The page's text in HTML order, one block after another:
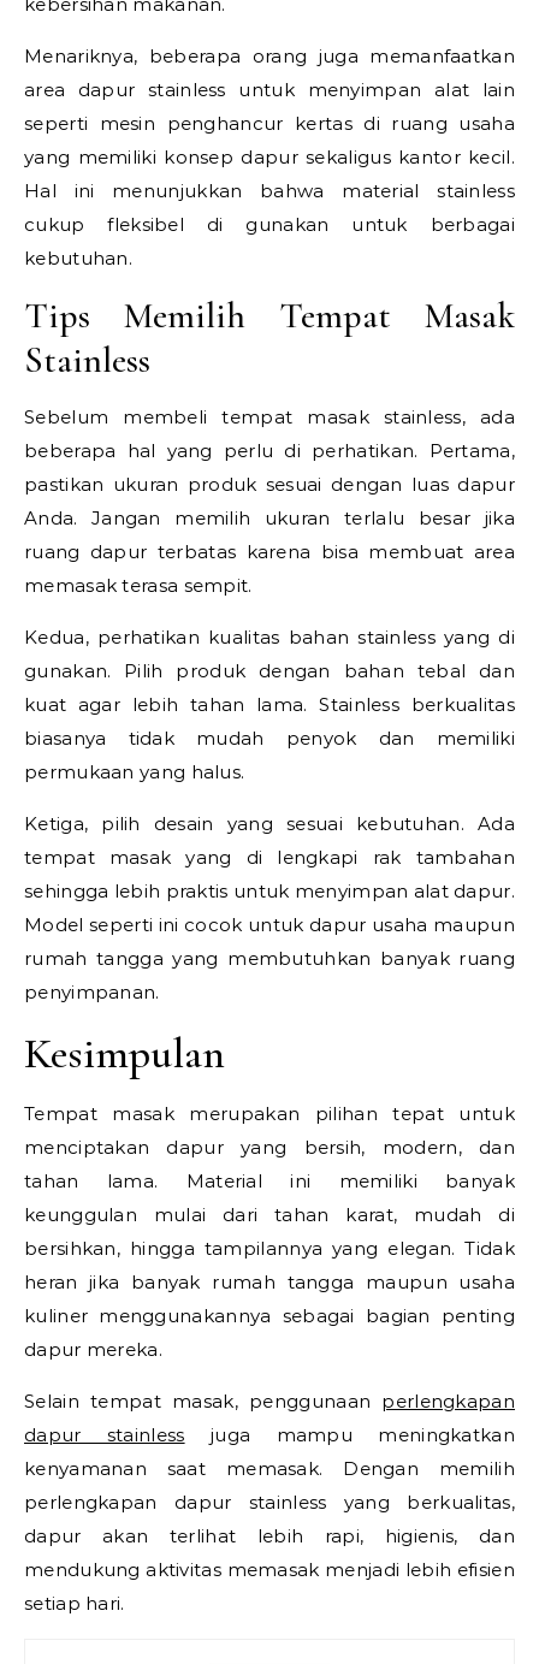
Menariknya, beberapa orang juga memanfaatkan
area dapur stainless untuk menyimpan alat lain
seperti mesin penghancur kertas di ruang usaha
yang memiliki konsep dapur sekaligus kantor kecil.
Hal ini menunjukkan bahwa material stainless
cukup fleksibel di gunakan untuk berbagai
kebutuhan.
Tips Memilih Tempat Masak
Stainless
Sebelum membeli tempat masak stainless, ada
beberapa hal yang perlu di perhatikan. Pertama,
pastikan ukuran produk sesuai dengan luas dapur
Anda. Jangan memilih ukuran terlalu besar jika
ruang dapur terbatas karena bisa membuat area
memasak terasa sempit.
Kedua, perhatikan kualitas bahan stainless yang di
gunakan. Pilih produk dengan bahan tebal dan
kuat agar lebih tahan lama. Stainless berkualitas
biasanya tidak mudah penyok dan memiliki
permukaan yang halus.
Ketiga, pilih desain yang sesuai kebutuhan. Ada
tempat masak yang di lengkapi rak tambahan
sehingga lebih praktis untuk menyimpan alat dapur.
Model seperti ini cocok untuk dapur usaha maupun
rumah tangga yang membutuhkan banyak ruang
penyimpanan.
Kesimpulan
Tempat masak merupakan pilihan tepat untuk
menciptakan dapur yang bersih, modern, dan
tahan lama. Material ini memiliki banyak
keunggulan mulai dari tahan karat, mudah di
bersihkan, hingga tampilannya yang elegan. Tidak
heran jika banyak rumah tangga maupun usaha
kuliner menggunakannya sebagai bagian penting
dapur mereka.
Selain tempat masak, penggunaan perlengkapan
dapur stainless juga mampu meningkatkan
kenyamanan saat memasak. Dengan memilih
perlengkapan dapur stainless yang berkualitas,
dapur akan terlihat lebih rapi, higienis, dan
mendukung aktivitas memasak menjadi lebih efisien
setiap hari.